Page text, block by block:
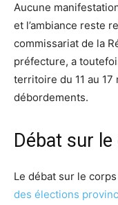
Aucune
et l’ambiance reste
commissariat de la
préfecture, a
territoire du 11 au 17
débordements.
Débat sur
Le débat sur le
des élections